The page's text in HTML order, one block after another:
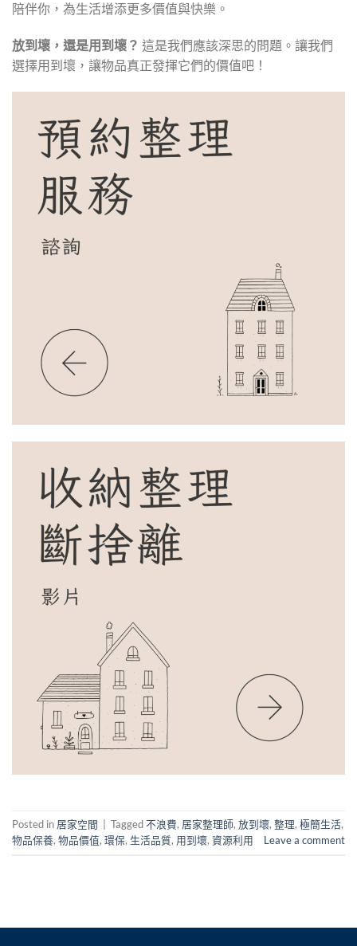
陪伴你，為生活增添更多價值與快樂。
放到壞，還是用到壞？ 這是我們應該深思的問題。讓我們
選擇用到壞，讓物品真正發揮它們的價值吧！
Posted in 居家空間 Tagged不浪費, 居家整理師, 放到壞, 整理, 極簡生活,
物品保養, 物品價值, 環保, 生活品質, 用到壞, 資源利用 Leave a comment